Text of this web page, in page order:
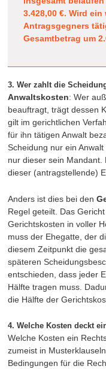
3.428,00 €. Wird
Antragsgegners
Gesamtbetrag um
3. Wer zahlt die
Anwaltskosten: Wer
beauftragt, trägt dessen
gilt im gerichtlichen
für ihn tätigen Anwalt
Scheidung nur ein
nur dieser sein
dieser (antragstellende)
Anders ist dies bei den
Regel geteilt. Das
Gerichtskosten in voller
muss der Ehegatte, der
diesem Zeitpunkt die
späteren
entschieden, dass jeder
Hälfte tragen muss.
die Hälfte der
4. Welche Kosten deckt
Welche Kosten ein
zumeist in
Bedingungen für die